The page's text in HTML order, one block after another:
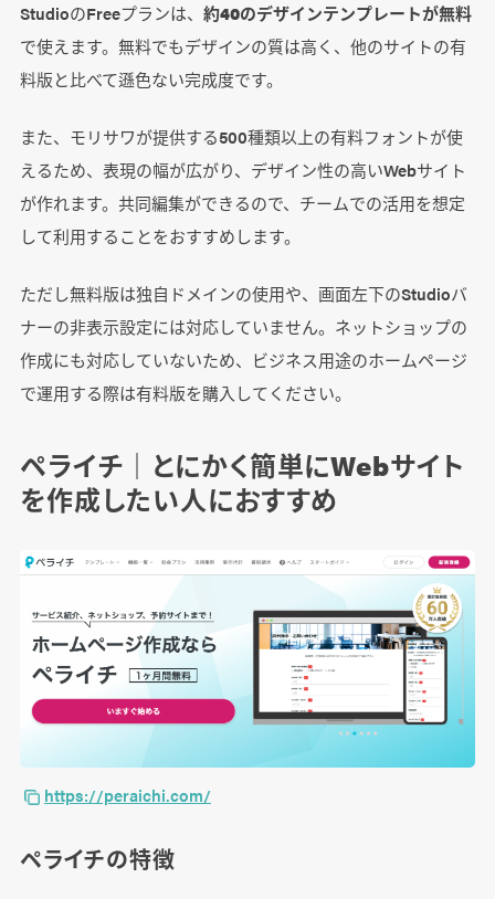
StudioのFreeプランは、 約40のデザインテンプレートが無料
で使えます。無料でもデザインの質は高く、他のサイトの有
料版と比べて遜色ない完成度です。
また、モリサワが提供する500種類以上の有料フォントが使
えるため、表現の幅が広がり、デザイン性の高いWebサイト
が作れます。共同編集ができるので、チームでの活用を想定
して利用することをおすすめします。
ただし無料版は独自ドメインの使用や、画面左下のStudioバ
ナーの非表示設定には対応していません。ネットショップの
作成にも対応していないため、ビジネス用途のホームページ
で運用する際は有料版を購入してください。
ペライチ｜とにかく簡単にWebサイト
を作成したい人におすすめ
https://peraichi.com/
ペライチの特徴